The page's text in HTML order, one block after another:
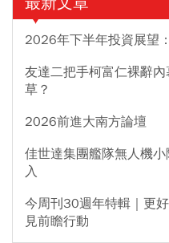
2026年下半年投資展望
友達二把手柯富仁裸辭
草？
2026前進大南方論壇
佳世達集團艦隊無人機
入
今周刊30週年特輯｜更
見前瞻行動